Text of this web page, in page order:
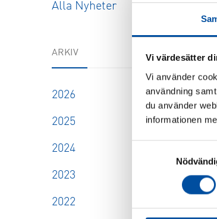
Vi värdesätter
Vi använder
användning
du använder
informationen
Alla Nyheter
ARKIV
2026
2025
2024
2023
2022